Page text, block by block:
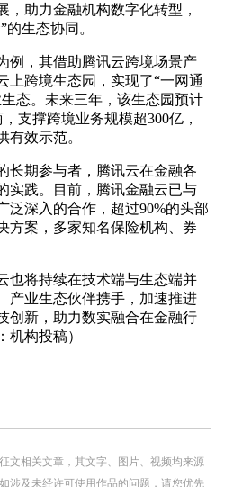
，助力金融机构数字化转型，
生态协同。
例，其借助腾讯云跨境场景产
上跨境生态园，实现了“一网通
态。未来三年，该生态园预计
支撑跨境业务规模超300亿，
有效示范。
长期参与者，腾讯云在金融各
实践。目前，腾讯金融云已与
泛深入的合作，超过90%的头部
方案，多家知名保险机构、券
也将持续在技术端与生态端并
产业生态伙伴携手，加速推进
创新，助力数实融合在金融行
机构投稿）
文相关文章，其文字、图片、视频均来源
涉及未经许可使用作品的问题，请您优先